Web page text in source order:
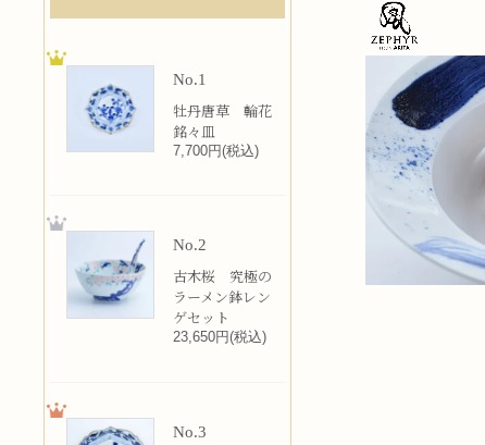
No.1
牡丹唐草 輪花
銘々皿
7,700円(税込)
No.2
古木桜 究極の
ラーメン鉢レン
ゲセット
23,650円(税込)
No.3